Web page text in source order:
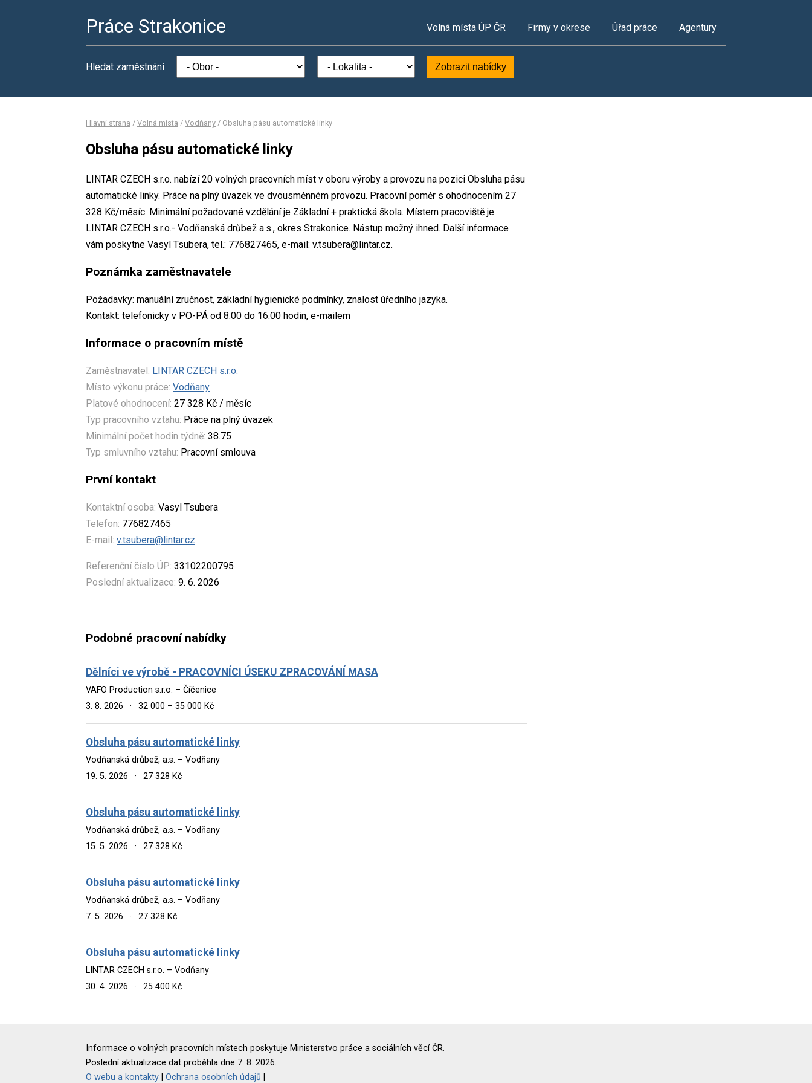
Práce Strakonice Volná místa ÚP ČR Firmy v okrese Úřad práce Agentury
Hledat zaměstnání Zobrazit nabídky
Hlavní strana / Volná místa / Vodňany / Obsluha pásu automatické linky
Obsluha pásu automatické linky
LINTAR CZECH s.r.o. nabízí 20 volných pracovních míst v oboru výroby a provozu na pozici Obsluha pásu
automatické linky. Práce na plný úvazek ve dvousměnném provozu. Pracovní poměr s ohodnocením 27
328 Kč/měsíc. Minimální požadované vzdělání je Základní + praktická škola. Místem pracoviště je
LINTAR CZECH s.r.o.- Vodňanská drůbež a.s., okres Strakonice. Nástup možný ihned. Další informace
vám poskytne Vasyl Tsubera, tel.: 776827465, e-mail: v.tsubera@lintar.cz.
Poznámka zaměstnavatele
Požadavky: manuální zručnost, základní hygienické podmínky, znalost úředního jazyka.
Kontakt: telefonicky v PO-PÁ od 8.00 do 16.00 hodin, e-mailem
Informace o pracovním místě
Zaměstnavatel: LINTAR CZECH s.r.o.
Místo výkonu práce: Vodňany
Platové ohodnocení: 27 328 Kč / měsíc
Typ pracovního vztahu: Práce na plný úvazek
Minimální počet hodin týdně: 38.75
Typ smluvního vztahu: Pracovní smlouva
První kontakt
Kontaktní osoba: Vasyl Tsubera
Telefon: 776827465
E-mail: v.tsubera@lintar.cz
Referenční číslo ÚP: 33102200795
Poslední aktualizace: 9. 6. 2026
Podobné pracovní nabídky
Dělníci ve výrobě - PRACOVNÍCI ÚSEKU ZPRACOVÁNÍ MASA
VAFO Production s.r.o. – Číčenice
3. 8. 2026
· 32 000 – 35 000 Kč
Obsluha pásu automatické linky
Vodňanská drůbež, a.s. – Vodňany
19. 5. 2026
· 27 328 Kč
Obsluha pásu automatické linky
Vodňanská drůbež, a.s. – Vodňany
15. 5. 2026
· 27 328 Kč
Obsluha pásu automatické linky
Vodňanská drůbež, a.s. – Vodňany
7. 5. 2026
· 27 328 Kč
Obsluha pásu automatické linky
LINTAR CZECH s.r.o. – Vodňany
30. 4. 2026
· 25 400 Kč
Informace o volných pracovních místech poskytuje Ministerstvo práce a sociálních věcí ČR.
Poslední aktualizace dat proběhla dne 7. 8. 2026.
O webu a kontakty
Ochrana osobních údajů